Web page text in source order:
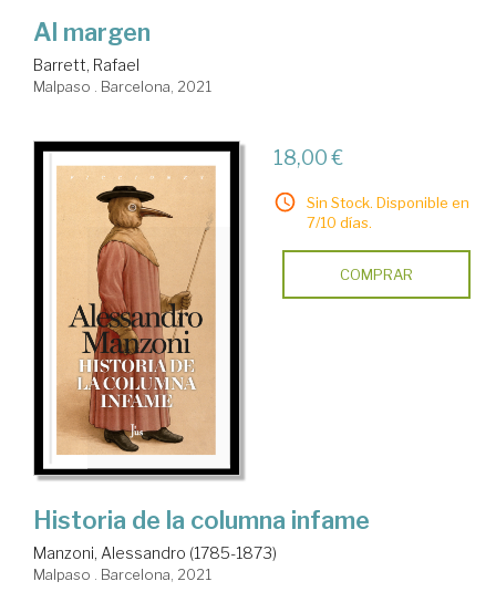
Al margen
Barrett, Rafael
Malpaso . Barcelona, 2021
18,00 €
Sin Stock. Disponible en
7/10 días.
COMPRAR
Historia de la columna infame
Manzoni, Alessandro (1785-1873)
Malpaso . Barcelona, 2021